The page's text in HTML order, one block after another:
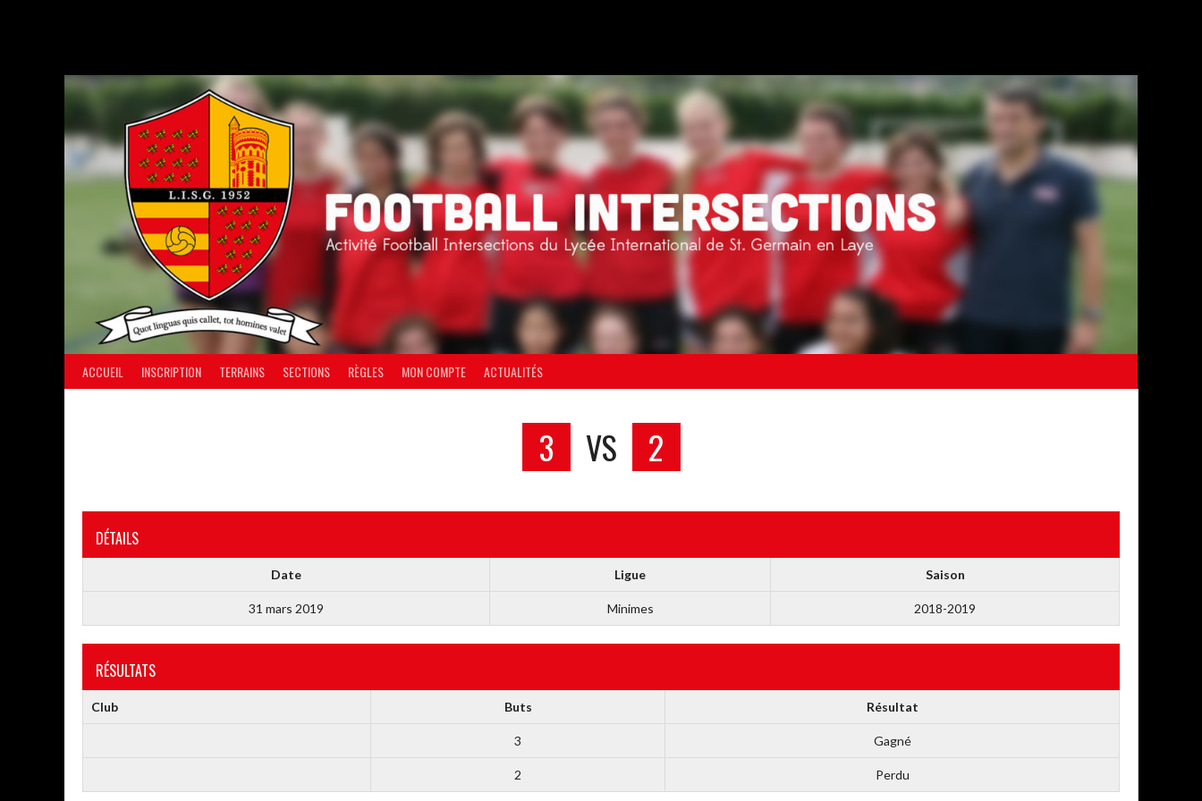
ACCUEIL INSCRIPTION TERRAINS SECTIONS RÈGLES MON COMPTE ACTUALITÉS
3 VS 2
DÉTAILS
Date Ligue Saison
31 mars 2019 Minimes 2018-2019
RÉSULTATS
Club Buts Résultat
3 Gagné
2 Perdu